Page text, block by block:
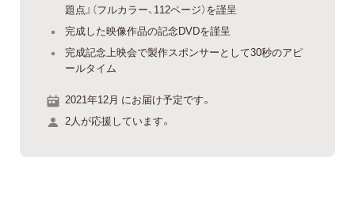
題点』（フルカラー、112ページ）を謹呈
完成した映像作品の記念DVDを謹呈
完成記念上映会で製作スポンサーとして30秒のアピ
ールタイム
2021年12月 にお届け予定です。
2人が応援しています。